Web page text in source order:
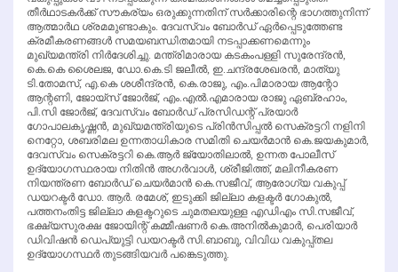
തീര്‍ഥാടകര്‍ക്ക് സൗകര്യം ഒരുക്കുന്നതിന് സര്‍ക്കാരിന്റെ ഭാഗത്തുനിന്ന്
ആത്മാര്‍ഥ ശ്രമമുണ്ടാകും. ദേവസ്വം ബോര്‍ഡ് ഏര്‍പ്പെടുത്തേണ്ട
ക്രമീകരണങ്ങള്‍ സമയബന്ധിതമായി നടപ്പാക്കണമെന്നും
മുഖ്യമന്ത്രി നിര്‍ദേശിച്ചു. മന്ത്രിമാരായ കടകംപള്ളി സുരേന്ദ്രന്‍,
കെ.കെ ശൈലജ, ഡോ.കെ.ടി ജലീല്‍, ഇ.ചന്ദ്രശേഖരന്‍, മാത്യു
ടി.തോമസ്, എ.കെ ശശീന്ദ്രന്‍, കെ.രാജു, എം.പിമാരായ ആന്റോ
ആന്റണി, ജോയ്‌സ് ജോര്‍ജ്, എം.എല്‍.എമാരായ രാജു ഏബ്രഹാം,
പി.സി ജോര്‍ജ്, ദേവസ്വം ബോര്‍ഡ് പ്രസിഡന്റ് പ്രയാര്‍
ഗോപാലകൃഷ്ണന്‍, മുഖ്യമന്ത്രിയുടെ പ്രിന്‍സിപ്പല്‍ സെക്രട്ടറി നളിനി
നെറ്റോ, ശബരിമല ഉന്നതാധികാര സമിതി ചെയര്‍മാന്‍ കെ.ജയകുമാര്‍,
ദേവസ്വം സെക്രട്ടറി കെ.ആര്‍ ജ്യോതിലാല്‍, ഉന്നത പോലീസ്
ഉദ്യോഗസ്ഥരായ നിതിന്‍ അഗര്‍വാള്‍, ശ്രീജിത്ത്, മലിനീകരണ
നിയന്ത്രണ ബോര്‍ഡ് ചെയര്‍മാന്‍ കെ.സജീവ്, ആരോഗ്യ വകുപ്പ്
ഡയറക്ടര്‍ ഡോ. ആര്‍. രമേശ്, ഇടുക്കി ജില്ലാ കളക്ടര്‍ ഗോകുല്‍,
പത്തനംതിട്ട ജില്ലാ കളക്ടറുടെ ചുമതലയുള്ള എഡിഎം സി.സജീവ്,
ഭക്ഷ്യസുരക്ഷ ജോയിന്റ് കമ്മീഷണര്‍ കെ.അനില്‍കുമാര്‍, പെരിയാര്‍
ഡിവിഷന്‍ ഡെപ്യുട്ടി ഡയറക്ടര്‍ സി.ബാബു, വിവിധ വകുപ്പ്തല
ഉദ്യോഗസ്ഥര്‍ തുടങ്ങിയവര്‍ പങ്കെടുത്തു.